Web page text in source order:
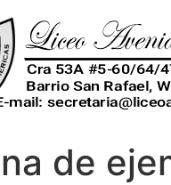
de